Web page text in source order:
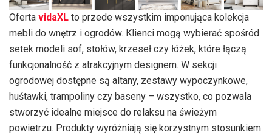
Oferta vidaXL to przede wszystkim imponująca kolekcja
mebli do wnętrz i ogrodów. Klienci mogą wybierać spośród
setek modeli sof, stołów, krzeseł czy łóżek, które łączą
funkcjonalność z atrakcyjnym designem. W sekcji
ogrodowej dostępne są altany, zestawy wypoczynkowe,
huśtawki, trampoliny czy baseny – wszystko, co pozwala
stworzyć idealne miejsce do relaksu na świeżym
powietrzu. Produkty wyróżniają się korzystnym stosunkiem